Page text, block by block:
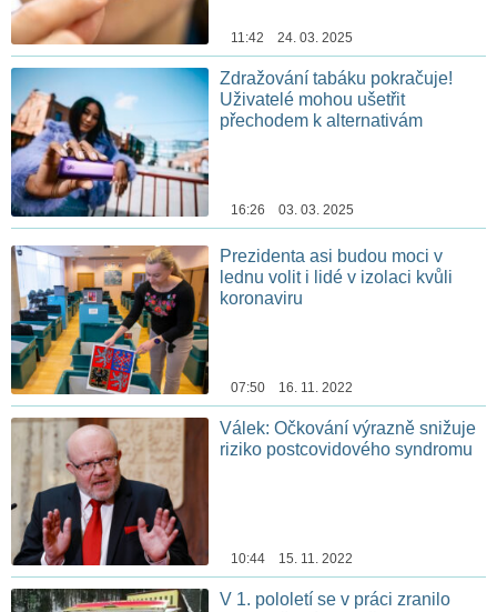
11:42 24. 03. 2025
Zdražování tabáku pokračuje!
Uživatelé mohou ušetřit
přechodem k alternativám
16:26 03. 03. 2025
Prezidenta asi budou moci v
lednu volit i lidé v izolaci kvůli
koronaviru
07:50 16. 11. 2022
Válek: Očkování výrazně snižuje
riziko postcovidového syndromu
10:44 15. 11. 2022
V 1. pololetí se v práci zranilo